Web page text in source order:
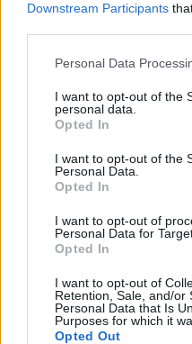
Downstream Participants
Personal Data
I want to opt-out of the
personal data.
Opted In
I want to opt-out of the
Personal Data.
Opted In
I want to opt-out of
Personal Data for
Opted In
I want to opt-out of
Retention, Sale, and/or
Personal Data that Is
Purposes for which it
Opted Out